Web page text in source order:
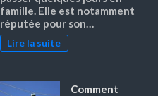
famille. Elle est notamment
réputée pour son…
Lire la suite
Comment